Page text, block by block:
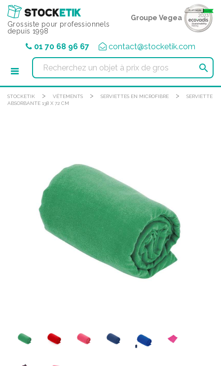
Grossiste pour professionnels
depuis 1998
Groupe Vegea
01 70 68 96 67 contact@stocketik.com

STOCKETIK > VÊTEMENTS > SERVIETTES EN MICROFIBRE >
SERVIETTE
ABSORBANTE 138 X 72 CM
Panneau de gestion des cookies